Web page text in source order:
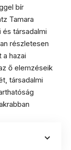
bír
Tamara
társadalmi
részletesen
a hazai
ő elemzéseik
társadalmi